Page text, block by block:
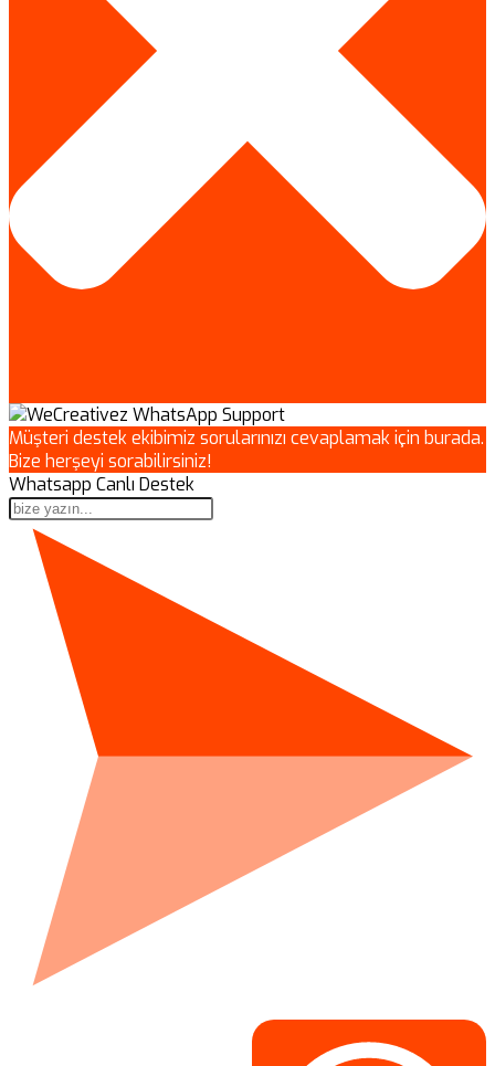
Müşteri destek ekibimiz sorularınızı cevaplamak için burada.
Bize herşeyi sorabilirsiniz!
Whatsapp Canlı Destek